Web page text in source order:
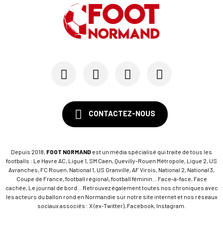
SM CAEN - MERCATO
Avec Mohamed Hafid, Malherbe veut frapper un gr...
SM Caen : Julien Meilhac quitte la direction de...
CONTACTEZ-NOUS
Depuis 2018, FOOT NORMAND est un média spécialisé qui traite de tous les
footballs : Le Havre AC, Ligue 1, SM Caen, Quevilly-Rouen Métropole, Ligue 2, US
Avranches, FC Rouen, National 1, US Granville, AF Virois, National 2, National 3,
Coupe de France, football régional, football féminin... Face-à-face, Face
cachée, Le journal de bord... Retrouvez également toutes nos chroniques avec
les acteurs du ballon rond en Normandie sur notre site internet et nos réseaux
sociaux associés : X (ex-Twitter), Facebook, Instagram.